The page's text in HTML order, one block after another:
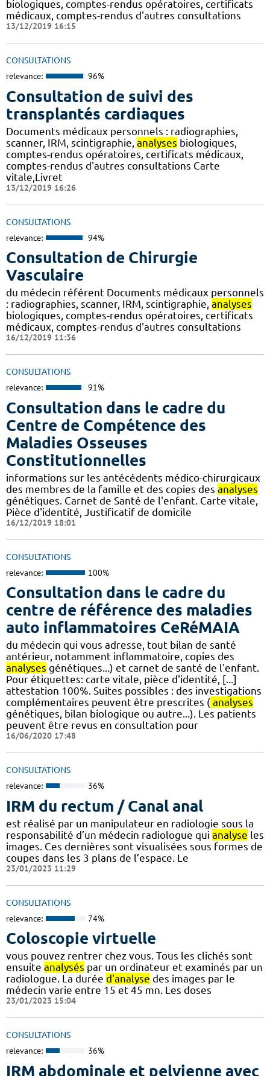
biologiques, comptes-rendus opératoires, certificats
médicaux, comptes-rendus d'autres consultations
13/12/2019 16:15
CONSULTATIONS
relevance: 96%
Consultation de suivi des
transplantés cardiaques
Documents médicaux personnels : radiographies,
scanner, IRM, scintigraphie, analyses biologiques,
comptes-rendus opératoires, certificats médicaux,
comptes-rendus d'autres consultations Carte
vitale,Livret
13/12/2019 16:26
CONSULTATIONS
relevance: 94%
Consultation de Chirurgie
Vasculaire
du médecin référent Documents médicaux personnels
: radiographies, scanner, IRM, scintigraphie, analyses
biologiques, comptes-rendus opératoires, certificats
médicaux, comptes-rendus d'autres consultations
16/12/2019 11:36
CONSULTATIONS
relevance: 91%
Consultation dans le cadre du
Centre de Compétence des
Maladies Osseuses
Constitutionnelles
informations sur les antécédents médico-chirurgicaux
des membres de la famille et des copies des analyses
génétiques. Carnet de Santé de l'enfant. Carte vitale,
Pièce d'identité, Justificatif de domicile
16/12/2019 18:01
CONSULTATIONS
relevance: 100%
Consultation dans le cadre du
centre de référence des maladies
auto inflammatoires CeRéMAIA
du médecin qui vous adresse, tout bilan de santé
antérieur, notamment inflammatoire, copies des
analyses génétiques...) et carnet de santé de l'enfant.
Pour étiquettes: carte vitale, pièce d'identité, [...]
attestation 100%. Suites possibles : des investigations
complémentaires peuvent être prescrites ( analyses
génétiques, bilan biologique ou autre...). Les patients
peuvent être revus en consultation pour
16/06/2020 17:48
CONSULTATIONS
relevance: 36%
IRM du rectum / Canal anal
est réalisé par un manipulateur en radiologie sous la
responsabilité d’un médecin radiologue qui analyse les
images. Ces dernières sont visualisées sous formes de
coupes dans les 3 plans de l’espace. Le
23/01/2023 11:29
CONSULTATIONS
relevance: 74%
Coloscopie virtuelle
vous pouvez rentrer chez vous. Tous les clichés sont
ensuite analysés par un ordinateur et examinés par un
radiologue. La durée d'analyse des images par le
médecin varie entre 15 et 45 mn. Les doses
23/01/2023 15:04
CONSULTATIONS
relevance: 36%
IRM abdominale et pelvienne avec